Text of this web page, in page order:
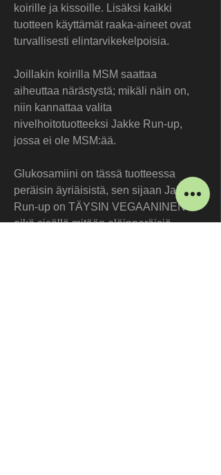
koirille ja kissoille. Lisäksi kaikki
tuotteen käyttämät raaka-aineet ovat
turvallisesti elintarvikekelpoisia.
Joillakin koirilla MSM saattaa
aiheuttaa närästystä; mikäli näin on,
niin kannattaa valita
nivelhoitotuotteeksi Jakke Run-up,
jossa ei ole MSM:ää.
Glukosamiini on tässä tuotteessa
peräisin äyriäisistä, sen sijaan Jakke
Run-up on TÄYSIN VEGAANINEN
eikä sisällä mitään eläinperäisiä